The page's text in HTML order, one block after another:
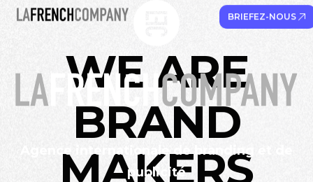
BRIEFEZ-NOUS
Agence internationale de branding et de
publicité
WE ARE
BRAND
MAKERS